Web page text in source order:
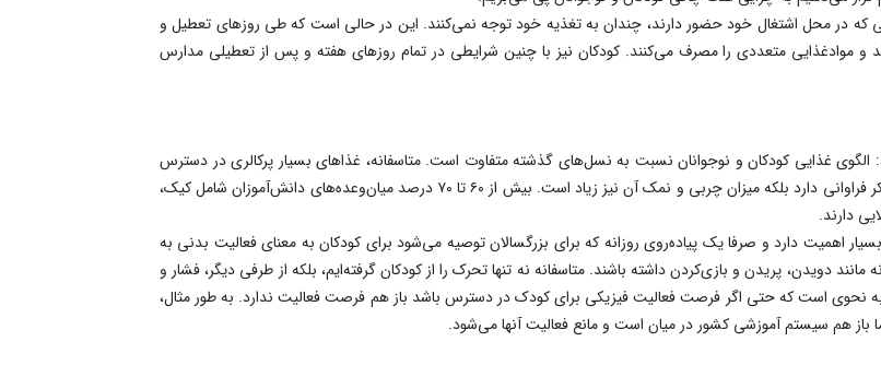
که در محل اشتغال خود حضور دارند، چندان به تغذیه خود توجه نمی‌کنند. این در حالی است که طی روزهای تعطیل و
و موادغذایی متعددی را مصرف می‌کنند. کودکان نیز با چنین شرایطی در تمام روزهای هفته و پس از تعطیلی مدارس
غذایی کودکان و نوجوانان نسبت به نسل‌های گذشته متفاوت است. متاسفانه، غذاهای بسیار پرکالری در دسترس
کودکان امروز است؛ غذاهایی که کودکان در اختیار دارند نه فقط قند و شکر فراوانی دارد بلکه میزان چربی و نمک آن نیز زیاد است. بیش از ۶۰ تا ۷۰ درصد میان‌وعده‌های دانش‌آموزان شامل کیک،
دارند.
اهمیت دارد و صرفا یک پیاده‌روی روزانه که برای بزرگسالان توصیه می‌شود برای کودکان به معنای فعالیت بدنی به
دویدن، پریدن و بازی‌کردن داشته باشند. متاسفانه نه تنها تحرک را از کودکان گرفته‌ایم، بلکه از طرفی دیگر، فشار و
نحوی است که حتی اگر فرصت فعالیت فیزیکی برای کودک در دسترس باشد باز هم فرصت فعالیت ندارد. به طور مثال،
باز هم سیستم آموزشی کشور در میان است و مانع فعالیت آنها می‌شود.